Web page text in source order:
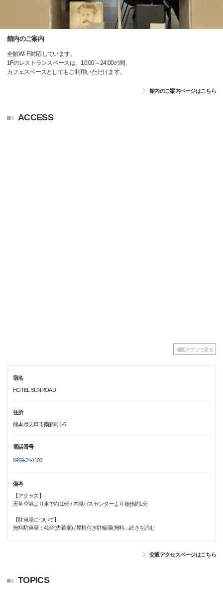
館内のご案内
全館Wi-Fi対応しています。
1Fのレストランスペースは、10:00～24:00の間、
カフェスペースとしてもご利用いただけます。
館内のご案内ページはこちら
ACCESS
地図アプリで見る
宿名
HOTEL SUNROAD
住所
熊本県天草市南新町1-5
電話番号
0969-24-1100
備考
【アクセス】
天草空港より車で約10分 / 本渡バスセンターより徒歩約1分
【駐車場について】
無料駐車場：41台(先着順) / 屋根付き駐輪場(無料…続きを読む
交通アクセスページはこちら
TOPICS